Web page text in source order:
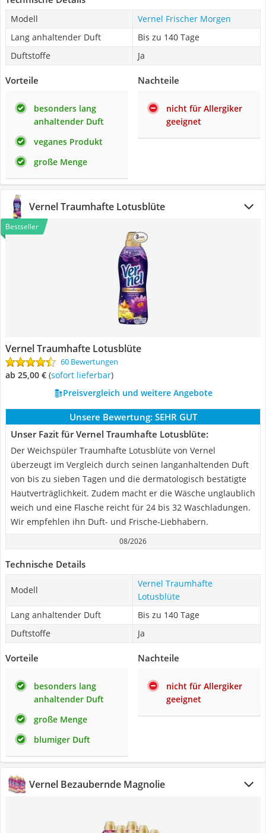
Modell
Vernel Frischer Morgen
Lang anhaltender Duft
Bis zu 140 Tage
Duftstoffe
Ja
Vorteile
besonders lang
anhaltender Duft
veganes Produkt
große Menge
Nachteile
nicht für Allergiker
geeignet
Vernel Traumhafte Lotusblüte
Bestseller
Vernel Traumhafte Lotusblüte
60 Bewertungen
ab 25,00 € ( Sofort lieferbar)
Preisvergleich und weitere Angebote
Unsere Bewertung: SEHR GUT
Unser Fazit für Vernel Traumhafte Lotusblüte:
Der Weichspüler Traumhafte Lotusblüte von Vernel
überzeugt im Vergleich durch seinen langanhaltenden Duft
von bis zu sieben Tagen und die dermatologisch bestätigte
Hautverträglichkeit. Zudem macht er die Wäsche unglaublich
weich und eine Flasche reicht für 24 bis 32 Waschladungen.
Wir empfehlen ihn Duft- und Frische-Liebhabern.
08/2026
Technische Details
Modell
Vernel Traumhafte
Lotusblüte
Lang anhaltender Duft
Bis zu 140 Tage
Duftstoffe
Ja
Vorteile
besonders lang
anhaltender Duft
große Menge
blumiger Duft
Nachteile
nicht für Allergiker
geeignet
Vernel Bezaubernde Magnolie